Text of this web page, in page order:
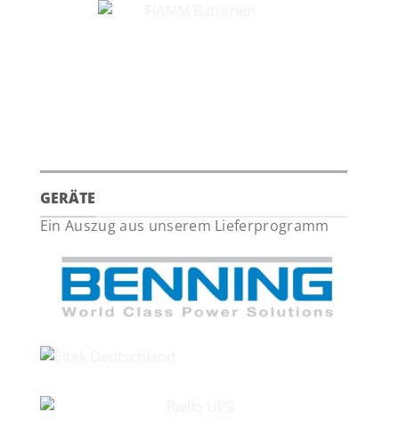
GERÄTE
Ein Auszug aus unserem Lieferprogramm